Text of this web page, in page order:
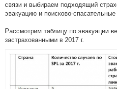
связи и выбираем подходящий
эвакуацию и поисково-спасательные
Рассмотрим таблицу по эвакуации
застрахованными в 2017 г.